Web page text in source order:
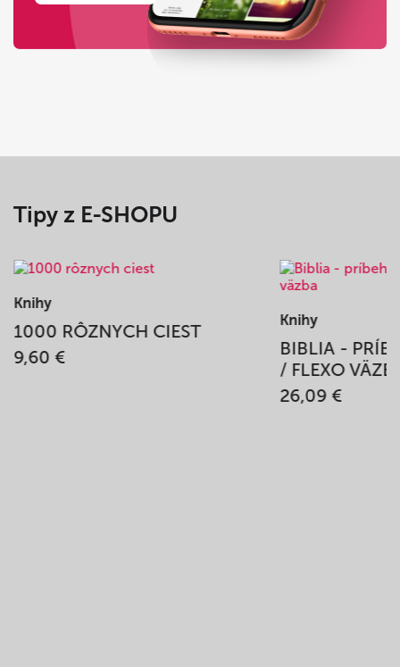
Tipy z E-SHOPU
Knihy
1000 RÔZNYCH CIEST
9,60 €
Knihy
BIBLIA -
/ FLEXO
26,09 €